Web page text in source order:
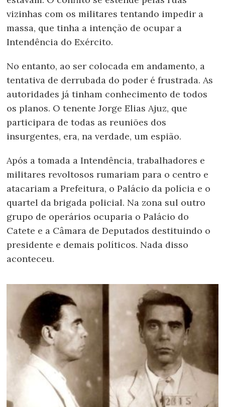
vizinhas com os militares tentando impedir a
massa, que tinha a intenção de ocupar a
Intendência do Exército.
No entanto, ao ser colocada em andamento, a
tentativa de derrubada do poder é frustrada. As
autoridades já tinham conhecimento de todos
os planos. O tenente Jorge Elias Ajuz, que
participara de todas as reuniões dos
insurgentes, era, na verdade, um espião.
Após a tomada a Intendência, trabalhadores e
militares revoltosos rumariam para o centro e
atacariam a Prefeitura, o Palácio da polícia e o
quartel da brigada policial. Na zona sul outro
grupo de operários ocuparia o Palácio do
Catete e a Câmara de Deputados destituindo o
presidente e demais políticos. Nada disso
aconteceu.